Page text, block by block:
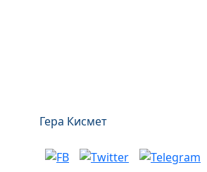
Гера Кисмет